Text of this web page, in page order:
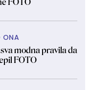
FOTO
ONA
modna pravila da
FOTO